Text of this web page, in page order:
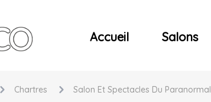
Salons, Evénements et Concerts
Accueil Salons
Chartres Salon Et Spectacles Du Paranormal